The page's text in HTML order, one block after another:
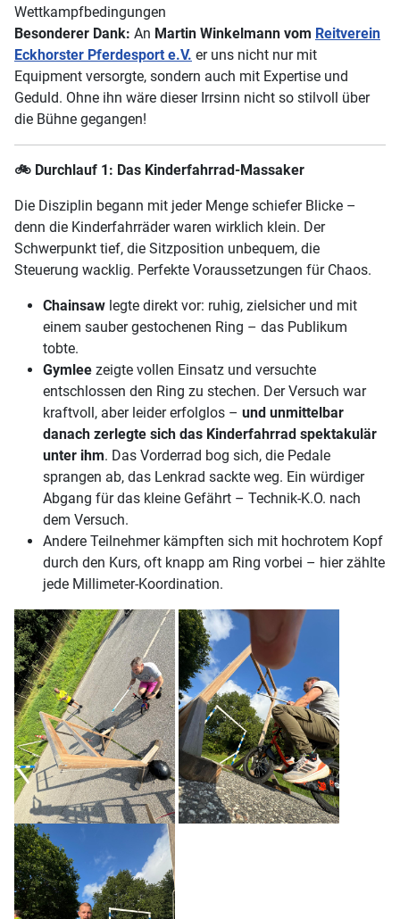
Wettkampfbedingungen
Besonderer Dank: An Martin Winkelmann vom Reitverein
Eckhorster Pferdesport e.V. er uns nicht nur mit
Equipment versorgte, sondern auch mit Expertise und
Geduld. Ohne ihn wäre dieser Irrsinn nicht so stilvoll über
die Bühne gegangen!
🚲 Durchlauf 1: Das Kinderfahrrad-Massaker
Die Disziplin begann mit jeder Menge schiefer Blicke –
denn die Kinderfahrräder waren wirklich klein. Der
Schwerpunkt tief, die Sitzposition unbequem, die
Steuerung wacklig. Perfekte Voraussetzungen für Chaos.
Chainsaw legte direkt vor: ruhig, zielsicher und mit
einem sauber gestochenen Ring – das Publikum
tobte.
Gymlee zeigte vollen Einsatz und versuchte
entschlossen den Ring zu stechen. Der Versuch war
kraftvoll, aber leider erfolglos – und unmittelbar
danach zerlegte sich das Kinderfahrrad spektakulär
unter ihm. Das Vorderrad bog sich, die Pedale
sprangen ab, das Lenkrad sackte weg. Ein würdiger
Abgang für das kleine Gefährt – Technik-K.O. nach
dem Versuch.
Andere Teilnehmer kämpften sich mit hochrotem Kopf
durch den Kurs, oft knapp am Ring vorbei – hier zählte
jede Millimeter-Koordination.